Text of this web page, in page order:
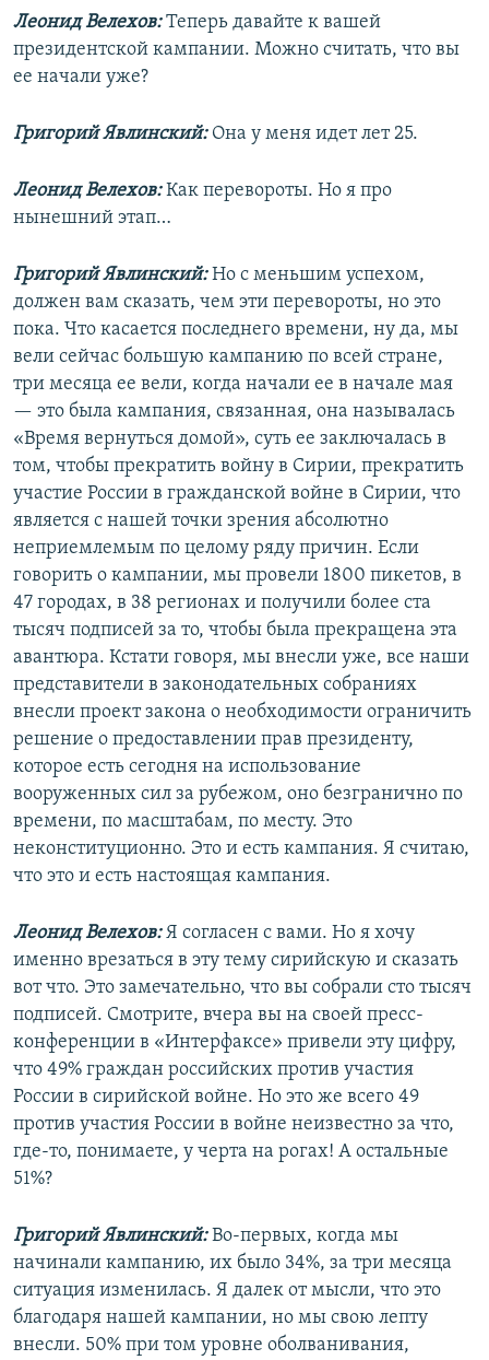
Леонид Велехов:Теперь давайте к вашей
президентской кампании. Можно считать, что вы
ее начали уже?
Григорий Явлинский: Она у меня идет лет 25.
Леонид Велехов:Как перевороты. Но я про
нынешний этап…
Григорий Явлинский:Но с меньшим успехом,
должен вам сказать, чем эти перевороты, но это
пока. Что касается последнего времени, ну да, мы
вели сейчас большую кампанию по всей стране,
три месяца ее вели, когда начали ее в начале мая
— это была кампания, связанная, она называлась
«Время вернуться домой», суть ее заключалась в
том, чтобы прекратить войну в Сирии, прекратить
участие России в гражданской войне в Сирии, что
является с нашей точки зрения абсолютно
неприемлемым по целому ряду причин. Если
говорить о кампании, мы провели 1800 пикетов, в
47 городах, в 38 регионах и получили более ста
тысяч подписей за то, чтобы была прекращена эта
авантюра. Кстати говоря, мы внесли уже, все наши
представители в законодательных собраниях
внесли проект закона о необходимости ограничить
решение о предоставлении прав президенту,
которое есть сегодня на использование
вооруженных сил за рубежом, оно безгранично по
времени, по масштабам, по месту. Это
неконституционно. Это и есть кампания. Я считаю,
что это и есть настоящая кампания.
Леонид Велехов:Я согласен с вами. Но я хочу
именно врезаться в эту тему сирийскую и сказать
вот что. Это замечательно, что вы собрали сто тысяч
подписей. Смотрите, вчера вы на своей пресс-
конференции в «Интерфаксе» привели эту цифру,
что 49% граждан российских против участия
России в сирийской войне. Но это же всего 49
против участия России в войне неизвестно за что,
где-то, понимаете, у черта на рогах! А остальные
51%?
Григорий Явлинский:Во-первых, когда мы
начинали кампанию, их было 34%, за три месяца
ситуация изменилась. Я далек от мысли, что это
благодаря нашей кампании, но мы свою лепту
внесли. 50% при том уровне оболванивания,